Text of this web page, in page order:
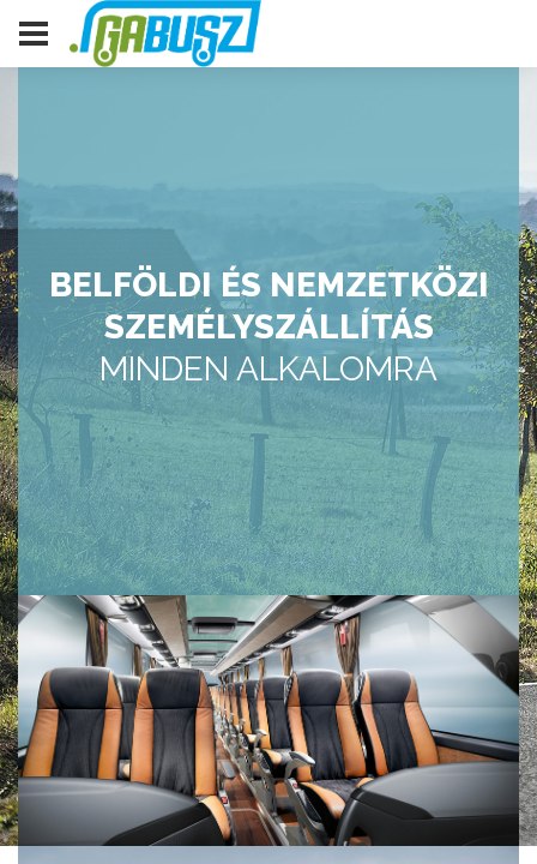
BELFÖLDI ÉS NEMZETKÖZI
SZEMÉLYSZÁLLÍTÁS
MINDEN ALKALOMRA